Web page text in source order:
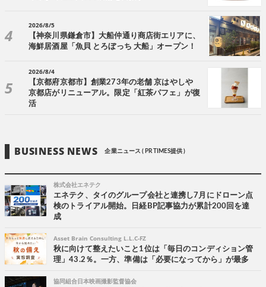
2026/8/5
【神奈川県鎌倉市】大船仲通り商店街エリアに、
海鮮居酒屋「魚貝 とろぼっち 大船」オープン！
2026/8/4
【京都府京都市】創業273年の老舗 京はやしや
京都店がリニューアル。限定「紅茶パフェ」が復
活
BUSINESS NEWS 企業ニュース ( PR TIMES提供 )
株式会社エネテク
エネテク、タイのグループ会社と連携し7月にドローン点
検のトライアル開始。日経BP記事協力が累計200回を達
成
Asset Brain Consulting L.L.C-FZ
秋に向けて整えたいこと1位は「毎日のコンディション管
理」43.2％。一方、準備は「必要になってから」が最多
協同組合日本映画撮影監督協会